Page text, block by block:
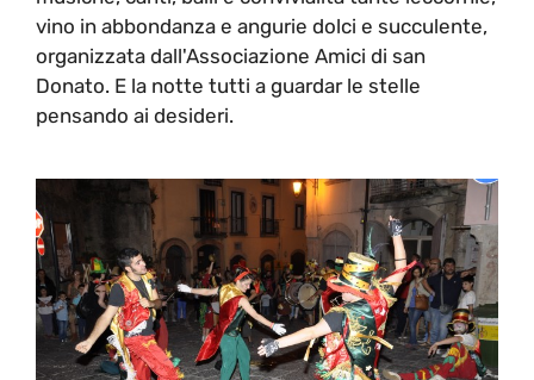
vino in abbondanza e angurie dolci e succulente,
organizzata dall'Associazione Amici di san
Donato. E la notte tutti a guardar le stelle
pensando ai desideri.